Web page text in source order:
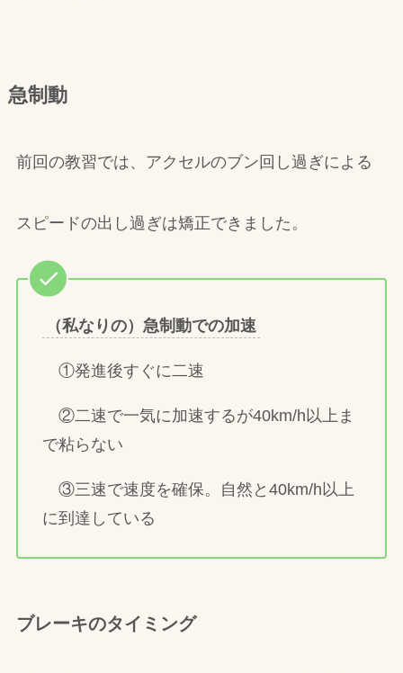
急制動
前回の教習では、アクセルのブン回し過ぎによる
スピードの出し過ぎは矯正できました。
（私なりの）急制動での加速
①発進後すぐに二速
②二速で一気に加速するが40km/h以上ま
で粘らない
③三速で速度を確保。自然と40km/h以上
に到達している
ブレーキのタイミング